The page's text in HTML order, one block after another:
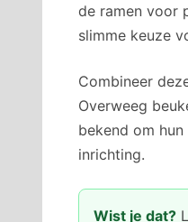
de ramen voor
slimme keuze
Combineer
Overweeg
bekend om
inrichting.
Wist je dat?